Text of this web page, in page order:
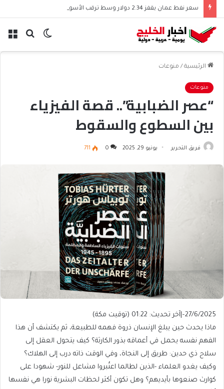
سعر نفط عمان يقفز 2.34 دولار وسط ترقب الأسواق
بحث الوضع
الرئيسية / منوعات
منوعات
“عصر الضبابية”.. قصة الفيزياء
بين السطوع والسقوط
فريق التحرير يونيو 29, 2025 0
711
27/6/2025
– آخر تحديث: 01:22 (توقيت مكة)
ماذا يحدث حين يبلغ الإنسان ذروة فهمه للطبيعة، ثم يكتشف أن هذا
الفهم نفسه يحمل في أعماقه بذور الكارثة؟ كيف يتحول العقل إلى
سلاح ذي حدين: طريق إلى النجاة، وفي الوقت ذاته درب إلى الهلاك؟
وكيف يغدو العلماء -الذين لطالما اعتُبروا مشاعل للنور- شهودا على
كوارث صنعوها بأيديهم؟ وهل تكون أكثر لحظات البشرية نورا هي نفسها